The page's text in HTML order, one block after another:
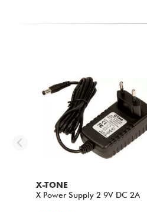
X-TONE
X Power Supply 2 9V DC 2A